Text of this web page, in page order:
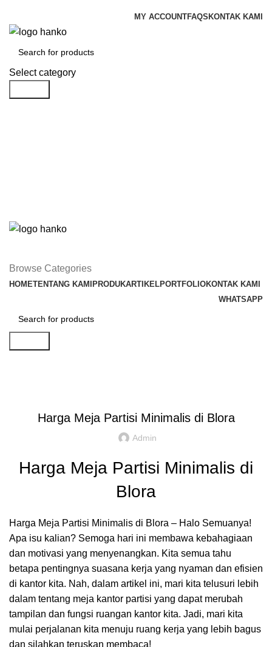
MY ACCOUNTFAQS KONTAK KAMI
Select category
Browse Categories
HOMETENTANG KAMIPRODUKARTIKELPORTFOLIOKONTAK KAMI
WHATSAPP
Harga Meja Partisi Minimalis di Blora
Admin
Harga Meja Partisi Minimalis di
Blora
Harga Meja Partisi Minimalis di Blora – Halo Semuanya!
Apa isu kalian? Semoga hari ini membawa kebahagiaan
dan motivasi yang menyenangkan. Kita semua tahu
betapa pentingnya suasana kerja yang nyaman dan efisien
di kantor kita. Nah, dalam artikel ini, mari kita telusuri lebih
dalam tentang meja kantor partisi yang dapat merubah
tampilan dan fungsi ruangan kantor kita. Jadi, mari kita
mulai perjalanan kita menuju ruang kerja yang lebih bagus
dan silahkan teruskan membaca!